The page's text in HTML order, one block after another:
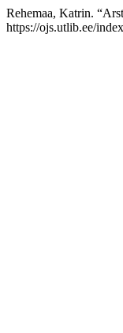
Rehemaa, Katrin.
https://ojs.utlib.ee/